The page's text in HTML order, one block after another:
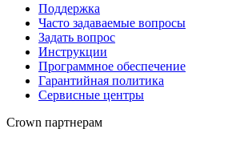
Поддержка
Часто задаваемые вопросы
Задать вопрос
Инструкции
Программное обеспечение
Гарантийная политика
Сервисные центры
Crown партнерам